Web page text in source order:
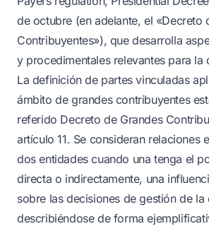
de octubre (en adelante, el «Decreto
Contribuyentes»), que desarrolla
y procedimentales relevantes para la
La definición de partes vinculadas
ámbito de grandes contribuyentes
referido Decreto de Grandes
artículo 11. Se consideran relaciones
dos entidades cuando una tenga el
directa o indirectamente, una
sobre las decisiones de gestión de la
describiéndose de forma